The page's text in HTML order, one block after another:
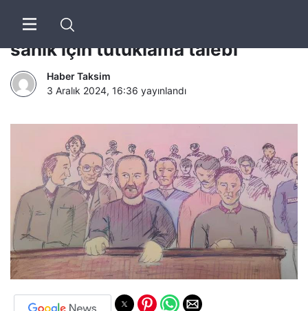
Yenidoğan çetesi davası: 10
sanık için tutuklama talebi
Haber Taksim
3 Aralık 2024, 16:36 yayınlandı